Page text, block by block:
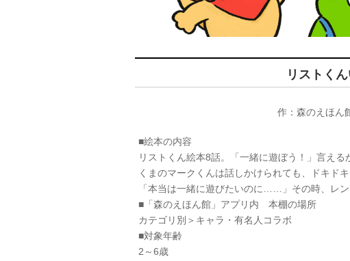
リストく
作：森のえほ
■絵本の内容
リストくん絵本8話。「一緒に遊ぼう！」言える
くまのマークくんは話しかけられても、ドキド
「本当は一緒に遊びたいのに……」その時、レ
■「森のえほん館」アプリ内 本棚の場所
カテゴリ別＞キャラ・有名人コラボ
■対象年齢
2～6歳